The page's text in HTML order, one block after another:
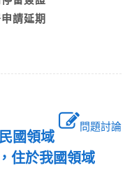
請延期
問題討論
國領域
住於我國領域